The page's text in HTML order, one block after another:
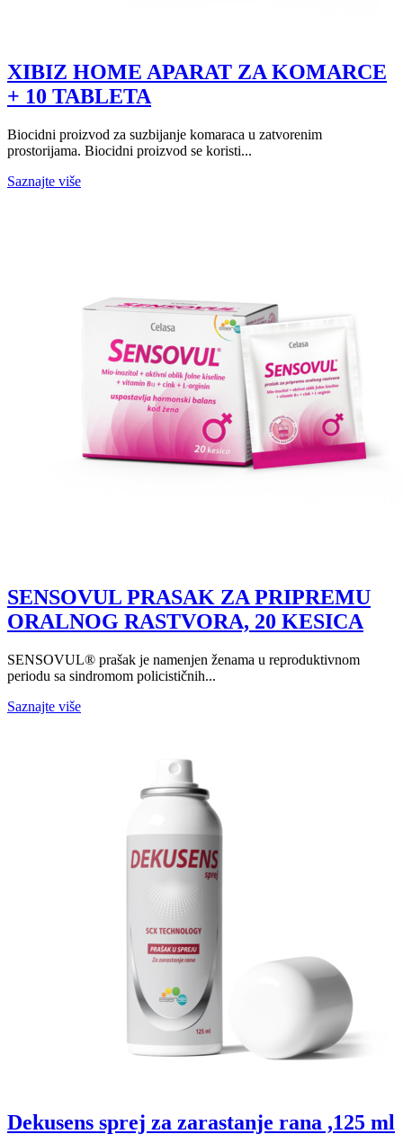
XIBIZ HOME APARAT ZA KOMARCE
+ 10 TABLETA
Biocidni proizvod za suzbijanje komaraca u zatvorenim
prostorijama. Biocidni proizvod se koristi...
Saznajte više
SENSOVUL PRASAK ZA PRIPREMU
ORALNOG RASTVORA, 20 KESICA
SENSOVUL® prašak je namenjen ženama u reproduktivnom
periodu sa sindromom policističnih...
Saznajte više
Dekusens sprej za zarastanje rana ,125 ml